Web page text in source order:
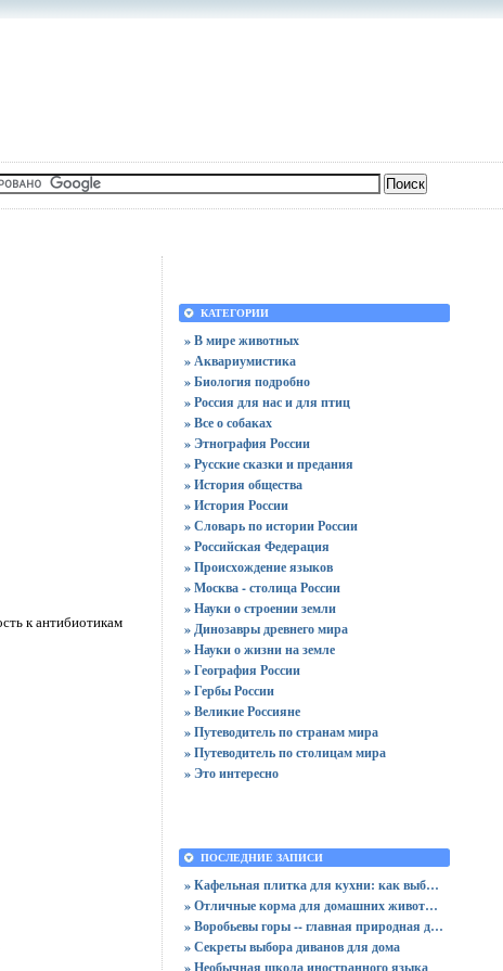
к антибиотикам
КАТЕГОРИИ
» В мире животных
» Аквариумистика
» Биология подробно
» Россия для нас и для птиц
» Все о собаках
» Этнография России
» Русские сказки и предания
» История общества
» История России
» Словарь по истории России
» Российская Федерация
» Происхождение языков
» Москва - столица России
» Науки о строении земли
» Динозавры древнего мира
» Науки о жизни на земле
» География России
» Гербы России
» Великие Россияне
» Путеводитель по странам мира
» Путеводитель по столицам мира
» Это интересно
ПОСЛЕДНИЕ ЗАПИСИ
» Кафельная плитка для кухни: как выбрать практичную отделку
» Отличные корма для домашних животных
» Воробьевы горы -- главная природная достопримечательность Москвы
» Секреты выбора диванов для дома
» Необычная школа иностранного языка